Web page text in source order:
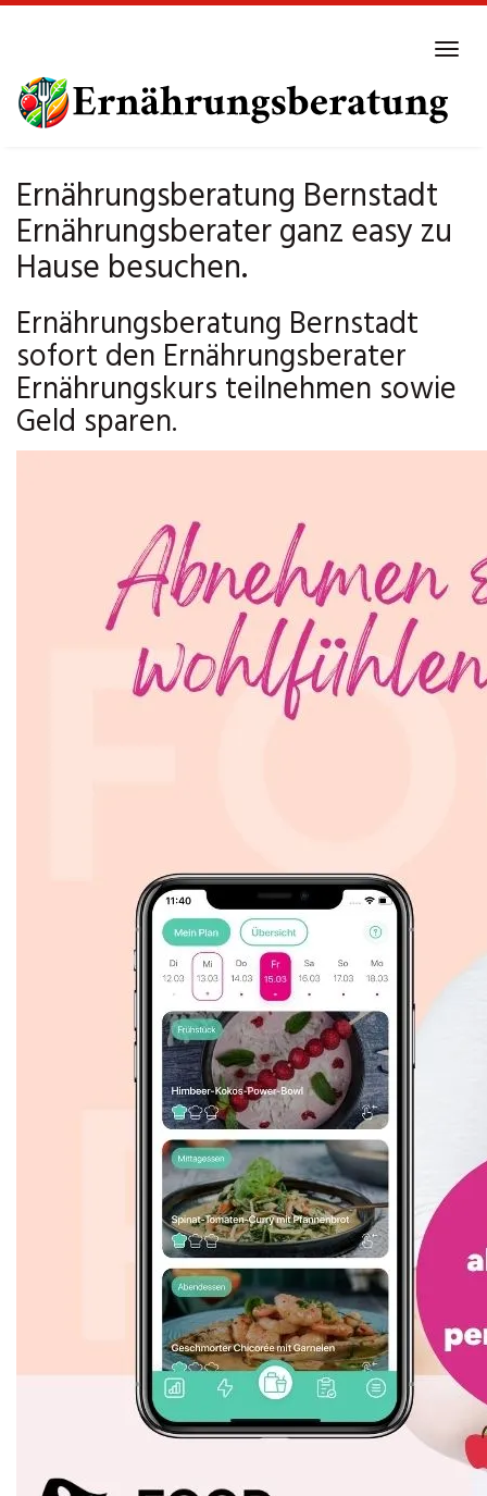
main
content
Ernährungsberatung Bernstadt
Ernährungsberater ganz easy zu
Hause besuchen.
Ernährungsberatung Bernstadt
sofort den Ernährungsberater
Ernährungskurs teilnehmen sowie
Geld sparen.